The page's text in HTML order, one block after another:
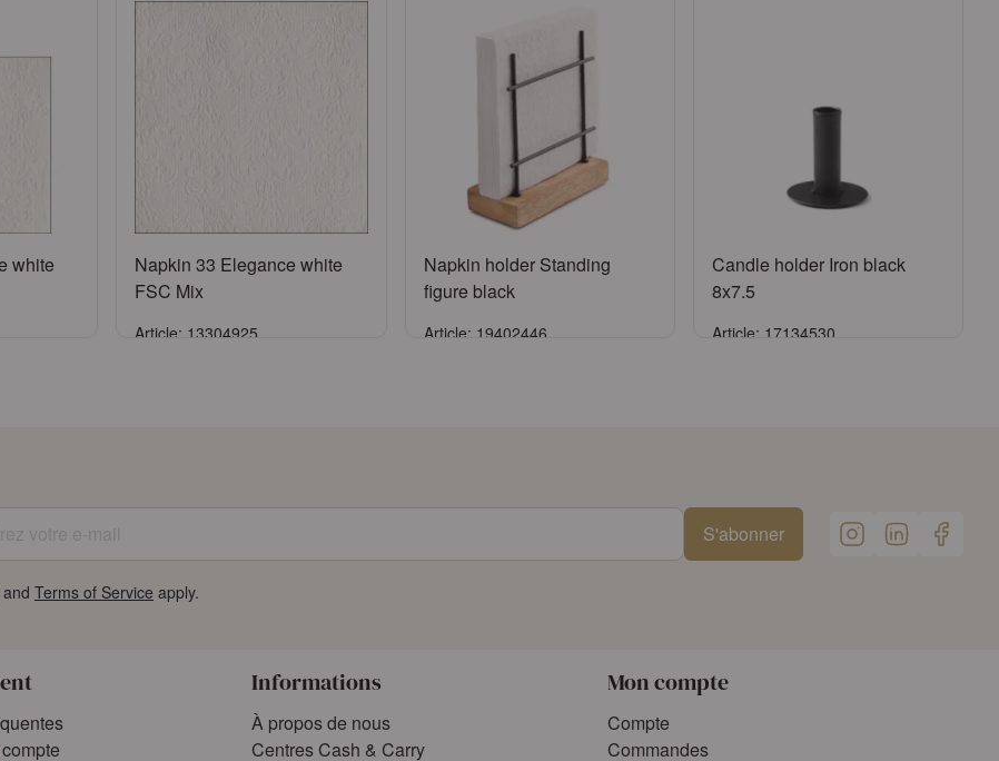
white
Napkin 33 Elegance white
FSC Mix
Article: 13304925
Napkin holder Standing
figure black
Article: 19402446
Candle holder Iron black
8x7.5
Article: 17134530
S'abonner
and Terms of Service apply.
Informations
À propos de nous
Centres Cash & Carry
Mon compte
Compte
Commandes